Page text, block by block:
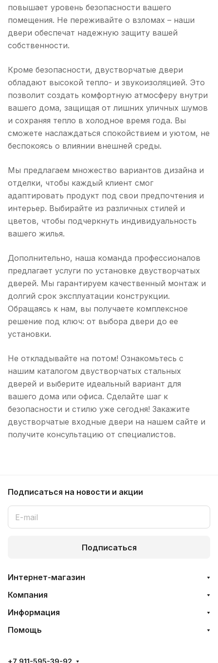
повышает уровень безопасности вашего
помещения. Не переживайте о взломах – наши
двери обеспечат надежную защиту вашей
собственности.
Кроме безопасности, двустворчатые двери
обладают высокой тепло- и звукоизоляцией. Это
позволит создать комфортную атмосферу внутри
вашего дома, защищая от лишних уличных шумов
и сохраняя тепло в холодное время года. Вы
сможете наслаждаться спокойствием и уютом, не
беспокоясь о влиянии внешней среды.
Мы предлагаем множество вариантов дизайна и
отделки, чтобы каждый клиент смог
адаптировать продукт под свои предпочтения и
интерьер. Выбирайте из различных стилей и
цветов, чтобы подчеркнуть индивидуальность
вашего жилья.
Дополнительно, наша команда профессионалов
предлагает услуги по установке двустворчатых
дверей. Мы гарантируем качественный монтаж и
долгий срок эксплуатации конструкции.
Обращаясь к нам, вы получаете комплексное
решение под ключ: от выбора двери до ее
установки.
Не откладывайте на потом! Ознакомьтесь с
нашим каталогом двустворчатых стальных
дверей и выберите идеальный вариант для
вашего дома или офиса. Сделайте шаг к
безопасности и стилю уже сегодня! Закажите
двустворчатые входные двери на нашем сайте и
получите консультацию от специалистов.
Подписаться на новости и акции
Подписаться
Интернет-магазин
Компания
Информация
Помощь